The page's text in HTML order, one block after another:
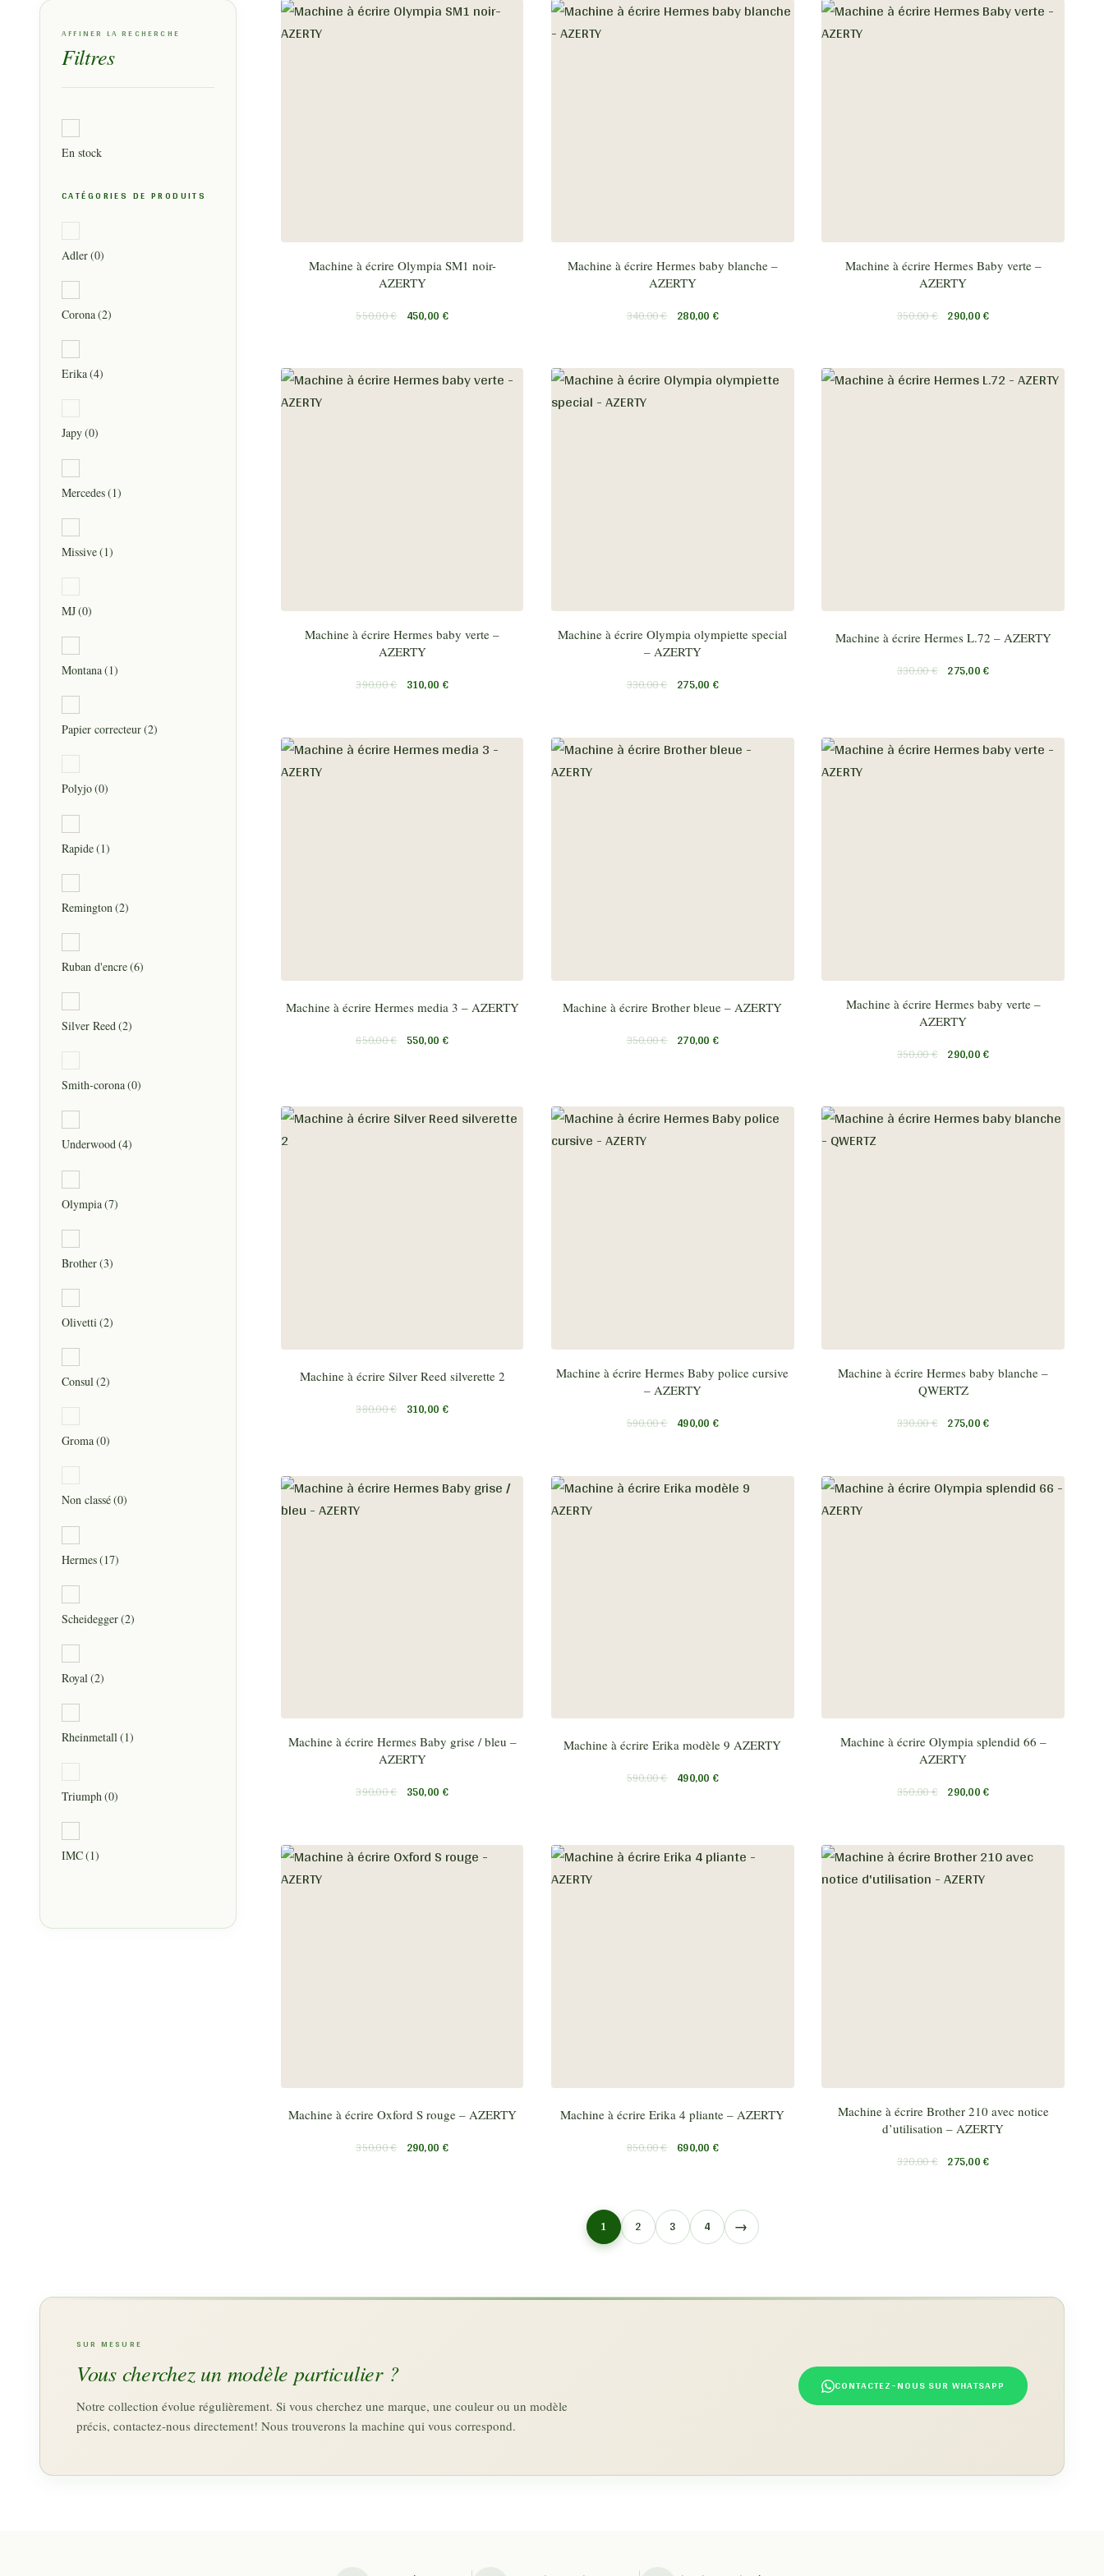
AFFINER LA RECHERCHE
Filtres
En stock
CATÉGORIES DE PRODUITS
Adler(0)
Corona(2)
Erika(4)
Japy(0)
Mercedes(1)
Missive(1)
MJ(0)
Montana(1)
Papier correcteur(2)
Polyjo(0)
Rapide(1)
Remington (2)
Ruban d'encre(6)
Silver Reed(2)
Smith-corona(0)
Underwood(4)
Olympia(7)
Brother(3)
Olivetti(2)
Consul(2)
Groma(0)
Non classé(0)
Hermes(17)
Scheidegger(2)
Royal(2)
Rheinmetall(1)
Triumph(0)
IMC(1)
Machine à écrire Olympia SM1 noir-
AZERTY
550,00€ 450,00 €
Machine à écrire Hermes baby blanche –
AZERTY
340,00€ 280,00 €
Machine à écrire Hermes Baby verte –
AZERTY
350,00€ 290,00€
Machine à écrire Hermes baby verte –
AZERTY
390,00€ 310,00 €
Machine à écrire Olympia olympiette special
– AZERTY
330,00€ 275,00 €
Machine à écrire Hermes L.72 – AZERTY
330,00€ 275,00€
Machine à écrire Hermes media 3 – AZERTY
650,00€ 550,00 €
Machine à écrire Brother bleue – AZERTY
350,00€ 270,00 €
Machine à écrire Hermes baby verte –
AZERTY
350,00€ 290,00€
Machine à écrire Silver Reed silverette 2
380,00€ 310,00 €
Machine à écrire Hermes Baby police cursive
– AZERTY
590,00€ 490,00 €
Machine à écrire Hermes baby blanche –
QWERTZ
330,00€ 275,00€
Machine à écrire Hermes Baby grise / bleu –
AZERTY
390,00€ 350,00 €
Machine à écrire Erika modèle 9 AZERTY
590,00€ 490,00 €
Machine à écrire Olympia splendid 66 –
AZERTY
350,00€ 290,00€
Machine à écrire Oxford S rouge – AZERTY
350,00€ 290,00 €
Machine à écrire Erika 4 pliante – AZERTY
850,00€ 690,00 €
Machine à écrire Brother 210 avec notice
d’utilisation – AZERTY
320,00€ 275,00€
1 2 3 4 →
SUR MESURE
Vous cherchez un modèle particulier ?
Notre collection évolue régulièrement. Si vous cherchez une marque, une couleur ou un modèle
précis, contactez-nous directement! Nous trouverons la machine qui vous correspond.
CONTACTEZ-NOUS SUR WHATSAPP